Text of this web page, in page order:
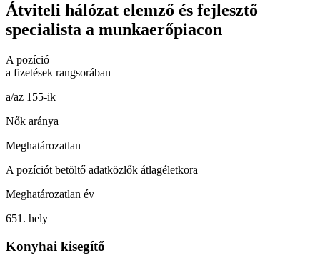
Átviteli hálózat elemző és fejlesztő
specialista a munkaerőpiacon
A pozíció
a fizetések rangsorában
a/az 155-ik
Nők aránya
Meghatározatlan
A pozíciót betöltő adatközlők átlagéletkora
Meghatározatlan év
651. hely
Konyhai kisegítő